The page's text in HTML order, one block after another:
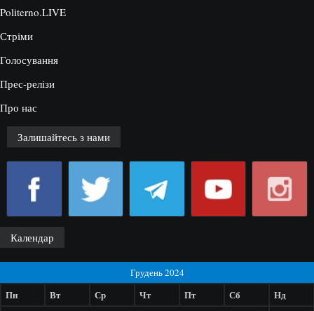
Politerno.LIVE
Стріми
Голосування
Прес-релізи
Про нас
Залишайтесь з нами
Календар
Грудень 2024
Пн Вт Ср Чт Пт Сб Нд